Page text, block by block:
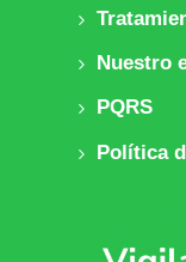
Nuestro
PQRS
Política